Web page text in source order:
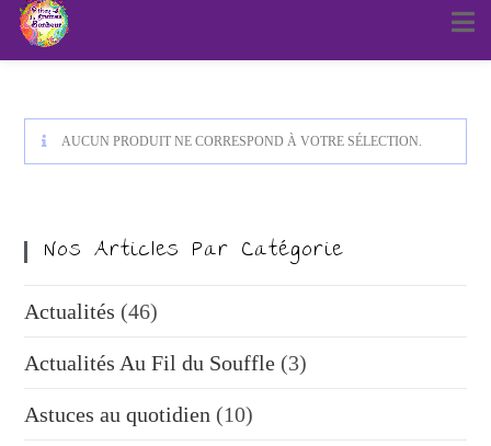
AUCUN PRODUIT NE CORRESPOND À VOTRE SÉLECTION.
Nos Articles Par Catégorie
Actualités (46)
Actualités Au Fil du Souffle (3)
Astuces au quotidien (10)